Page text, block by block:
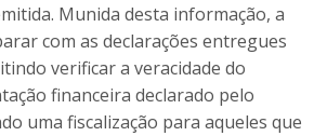
Munida desta informação, a
com as declarações entregues
verificar a veracidade do
financeira declarado pelo
uma fiscalização para aqueles que